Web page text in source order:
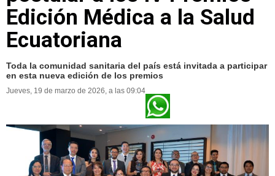
Edición Médica a la Salud
Ecuatoriana
Toda la comunidad sanitaria del país está invitada a participar
en esta nueva edición de los premios
Jueves, 19 de marzo de 2026, a las 09:04